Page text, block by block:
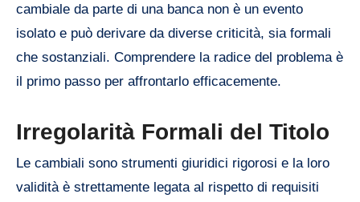
cambiale da parte di una banca non è un evento
isolato e può derivare da diverse criticità, sia formali
che sostanziali. Comprendere la radice del problema è
il primo passo per affrontarlo efficacemente.
Irregolarità Formali del Titolo
Le cambiali sono strumenti giuridici rigorosi e la loro
validità è strettamente legata al rispetto di requisiti